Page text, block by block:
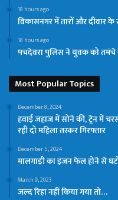
18 hours ago
विकासनगर में तारों और दीवार
18 hours ago
पचदेवरा पुलिस ने युवक को तमंचे
Most Popular Topics
December 8, 2024
हवाई जहाज में सोने की, ट्रेन में
रही दो महिला तस्कर गिरफ्तार
December 5, 2024
मालगाड़ी का इंजन फेल होने से घंटों
March 9, 2023
जल्द रिहा नहीं किया गया तो…